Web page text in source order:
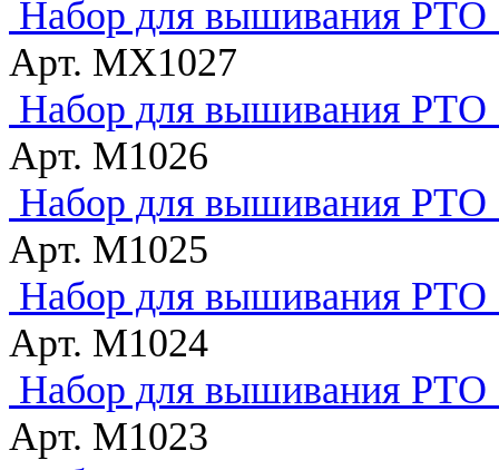
Набор для вышивания РТО
Арт. MX1027
Набор для вышивания РТО
Арт. M1026
Набор для вышивания РТО
Арт. M1025
Набор для вышивания РТО
Арт. M1024
Набор для вышивания РТО
Арт. M1023